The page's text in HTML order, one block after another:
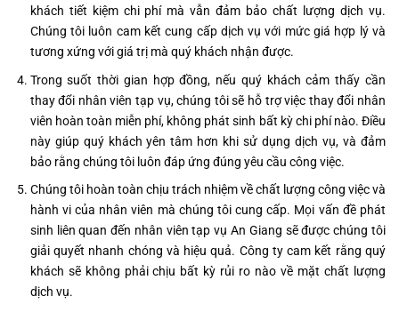
khách tiết kiệm chi phí mà vẫn đảm bảo chất lượng dịch vụ.
Chúng tôi luôn cam kết cung cấp dịch vụ với mức giá hợp lý và
tương xứng với giá trị mà quý khách nhận được.
Trong suốt thời gian hợp đồng, nếu quý khách cảm thấy cần
thay đổi nhân viên tạp vụ, chúng tôi sẽ hỗ trợ việc thay đổi nhân
viên hoàn toàn miễn phí, không phát sinh bất kỳ chi phí nào. Điều
này giúp quý khách yên tâm hơn khi sử dụng dịch vụ, và đảm
bảo rằng chúng tôi luôn đáp ứng đúng yêu cầu công việc.
Chúng tôi hoàn toàn chịu trách nhiệm về chất lượng công việc và
hành vi của nhân viên mà chúng tôi cung cấp. Mọi vấn đề phát
sinh liên quan đến nhân viên tạp vụ An Giang sẽ được chúng tôi
giải quyết nhanh chóng và hiệu quả. Công ty cam kết rằng quý
khách sẽ không phải chịu bất kỳ rủi ro nào về mặt chất lượng
dịch vụ.